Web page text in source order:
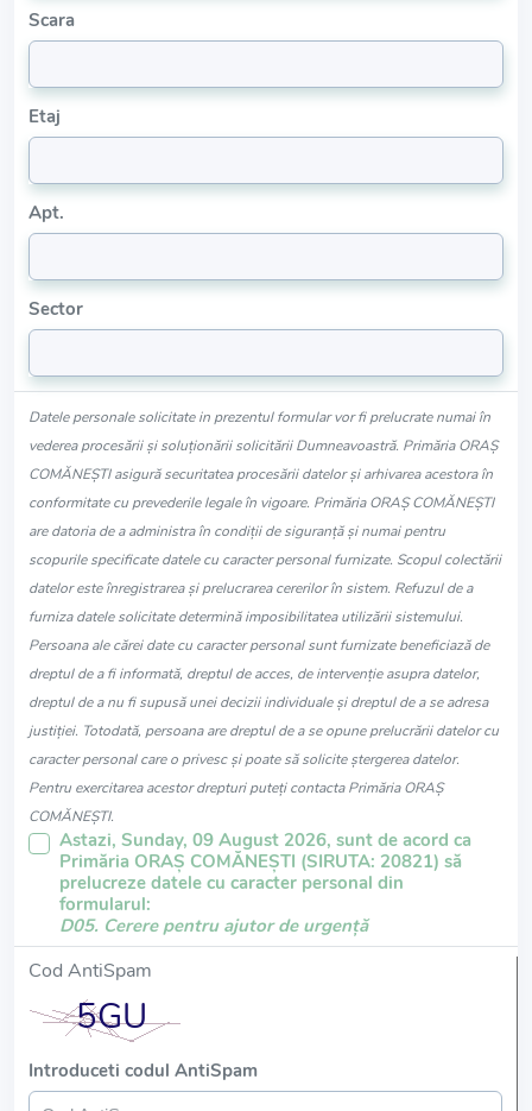
Scara
Etaj
Apt.
Sector
Datele personale solicitate in prezentul formular vor fi prelucrate numai în
vederea procesării și soluționării solicitării Dumneavoastră. Primăria ORAŞ
COMĂNEŞTI asigură securitatea procesării datelor și arhivarea acestora în
conformitate cu prevederile legale în vigoare. Primăria ORAŞ COMĂNEŞTI
are datoria de a administra în condiții de siguranță și numai pentru
scopurile specificate datele cu caracter personal furnizate. Scopul colectării
datelor este înregistrarea și prelucrarea cererilor în sistem. Refuzul de a
furniza datele solicitate determină imposibilitatea utilizării sistemului.
Persoana ale cărei date cu caracter personal sunt furnizate beneficiază de
dreptul de a fi informată, dreptul de acces, de intervenție asupra datelor,
dreptul de a nu fi supusă unei decizii individuale și dreptul de a se adresa
justiției. Totodată, persoana are dreptul de a se opune prelucrării datelor cu
caracter personal care o privesc și poate să solicite ștergerea datelor.
Pentru exercitarea acestor drepturi puteți contacta Primăria ORAŞ
COMĂNEŞTI.
Astazi, Sunday, 09 August 2026, sunt de acord ca
Primăria ORAŞ COMĂNEŞTI (SIRUTA: 20821) să
prelucreze datele cu caracter personal din
formularul:
D05. Cerere pentru ajutor de urgență
Cod AntiSpam
Introduceti codul AntiSpam